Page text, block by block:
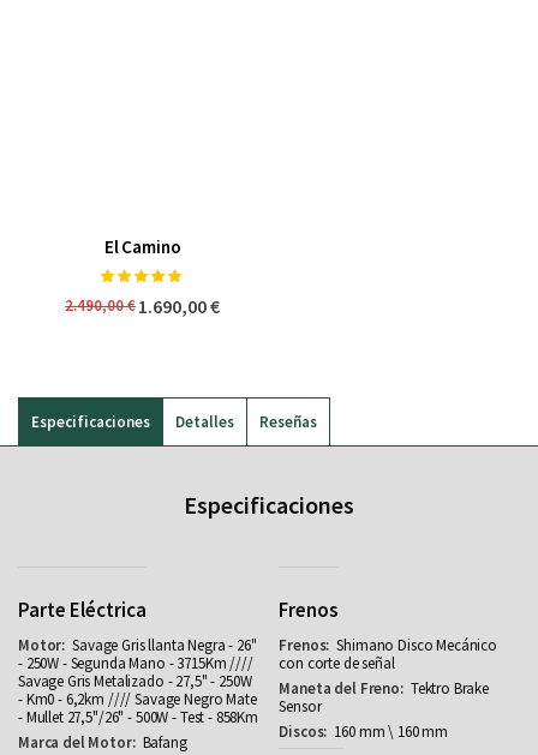
El Camino
Valoración:
2.490,00 €1.690,00 €
Especificaciones
Especificaciones
Parte Eléctrica
Savage Gris llanta Negra - 26"
- 250W - Segunda Mano - 3715Km ////
Savage Gris Metalizado - 27,5" - 250W
- Km0 - 6,2km //// Savage Negro Mate
- Mullet 27,5"/26" - 500W - Test - 858Km
Bafang
Frenos
Shimano Disco Mecánico
con corte de señal
Tektro Brake
Sensor
160 mm \ 160 mm
Detalles Reseñas